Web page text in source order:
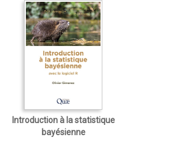
Introduction à la statistique
bayésienne